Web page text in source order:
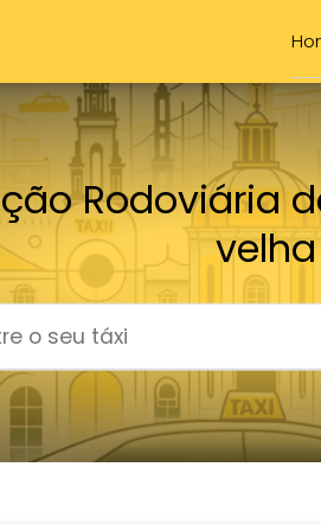
Rodoviária
velha